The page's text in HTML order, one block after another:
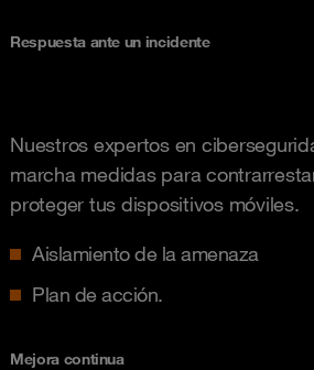
Respuesta ante un incidente
Nuestros expertos en
marcha medidas para
proteger tus dispositivos móviles.
Aislamiento de la amenaza
Plan de acción.
Mejora continua